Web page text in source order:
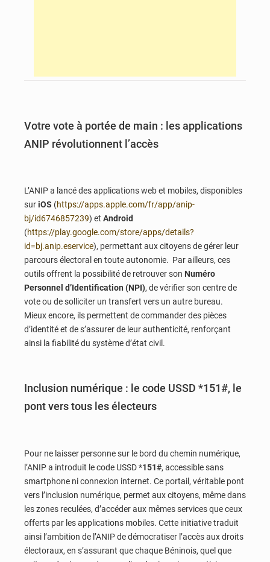
Votre vote à portée de main : les applications
ANIP révolutionnent l’accès
L’ANIP a lancé des applications web et mobiles, disponibles
suriOS (https://apps.apple.com/fr/app/anip-
bj/id6746857239) et Android
(https://play.google.com/store/apps/details?
id=bj.anip.eservice), permettant aux citoyens de gérer leur
parcours électoral en toute autonomie. Par ailleurs, ces
outils offrent la possibilité de retrouver son Numéro
Personnel d’Identification (NPI), de vérifier son centre de
vote ou de solliciter un transfert vers un autre bureau.
Mieux encore, ils permettent de commander des pièces
d’identité et de s’assurer de leur authenticité, renforçant
ainsi la fiabilité du système d’état civil.
Inclusion numérique : le code USSD *151#, le
pont vers tous les électeurs
Pour ne laisser personne sur le bord du chemin numérique,
l’ANIP a introduit le code USSD *151#, accessible sans
smartphone ni connexion internet. Ce portail, véritable pont
vers l’inclusion numérique, permet aux citoyens, même dans
les zones reculées, d’accéder aux mêmes services que ceux
offerts par les applications mobiles. Cette initiative traduit
ainsi l’ambition de l’ANIP de démocratiser l’accès aux droits
électoraux, en s’assurant que chaque Béninois, quel que